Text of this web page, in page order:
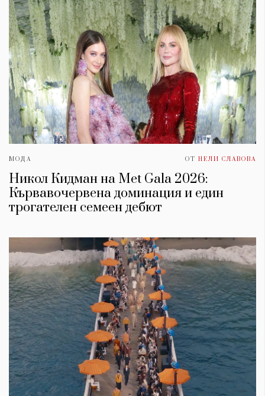
МОДА ОТ НЕЛИ СЛАВОВА
Никол Кидман на Met Gala 2026:
Кървавочервена доминация и един
трогателен семеен дебют